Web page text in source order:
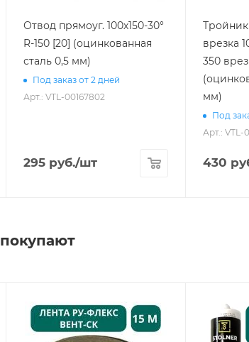
Отвод прямоуг. 100х150-30°
R-150 [20] (оцинкованная
сталь 0,5 мм)
Под заказ от 2 дней
Арт.: VTL-00167802
295 руб./шт
Тройник
врезка
350 врезка l1-100 [20]
мм)
Под
Арт.: VTL-
430